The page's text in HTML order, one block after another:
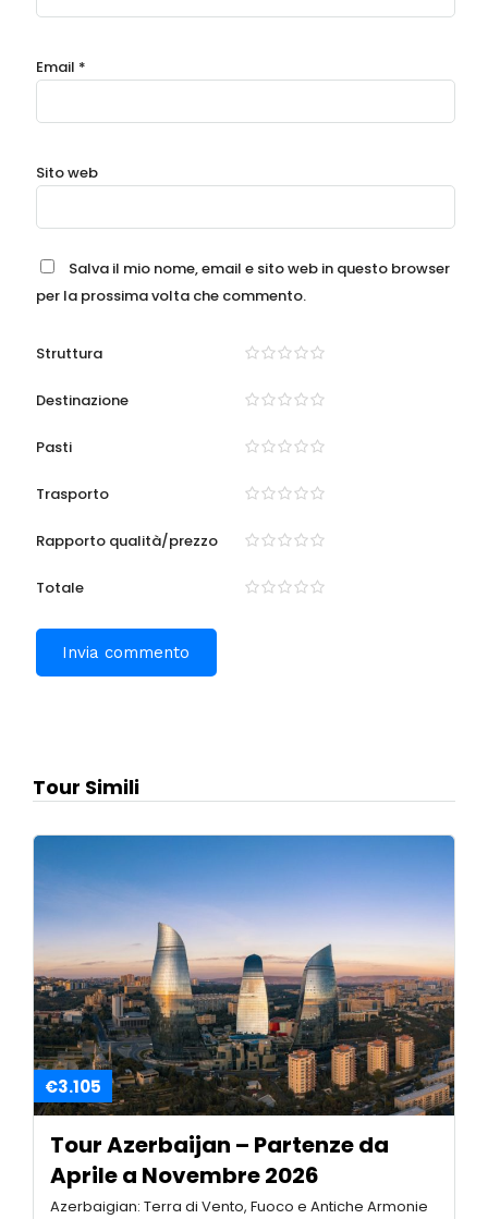
Email *
Sito web
Salva il mio nome, email e sito web in questo browser
per la prossima volta che commento.
Struttura
Destinazione
Pasti
Trasporto
Rapporto qualità/prezzo
Totale
Tour Simili
€3.105
Tour Azerbaijan – Partenze da
Aprile a Novembre 2026
Azerbaigian: Terra di Vento, Fuoco e Antiche Armonie